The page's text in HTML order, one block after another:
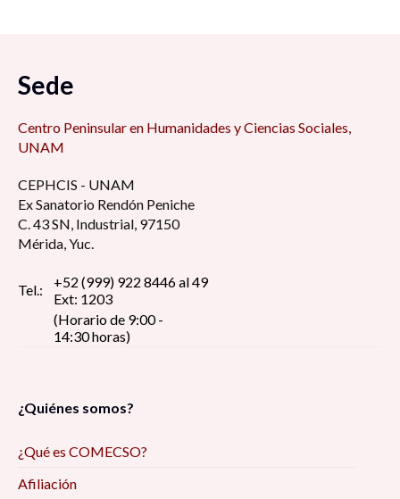
Sede
Centro Peninsular en Humanidades y Ciencias Sociales,
UNAM
CEPHCIS - UNAM
Ex Sanatorio Rendón Peniche
C. 43 SN, Industrial, 97150
Mérida, Yuc.
Tel.:
+52 (999) 922 8446 al 49
Ext: 1203
(Horario de 9:00 -
14:30 horas)
¿Quiénes somos?
¿Qué es COMECSO?
Afiliación